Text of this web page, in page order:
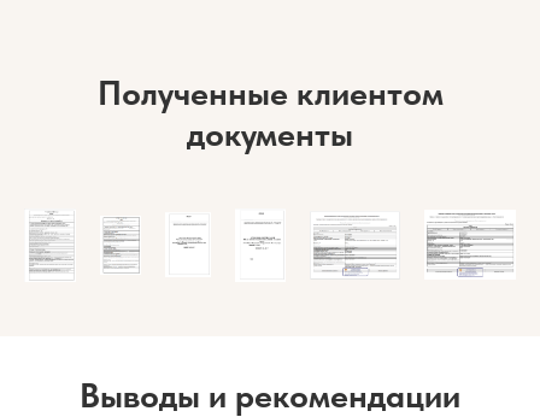
Полученные клиентом
документы
Выводы и рекомендации